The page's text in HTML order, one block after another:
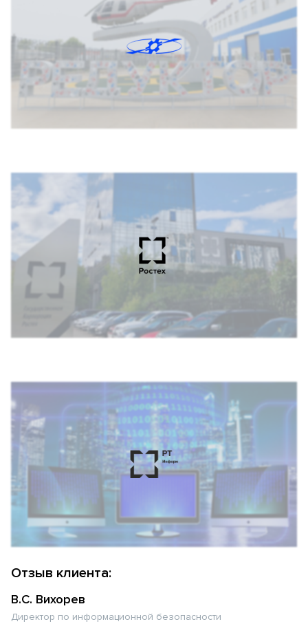
Отзыв клиента:
В.С. Вихорев
Директор по информационной безопасности